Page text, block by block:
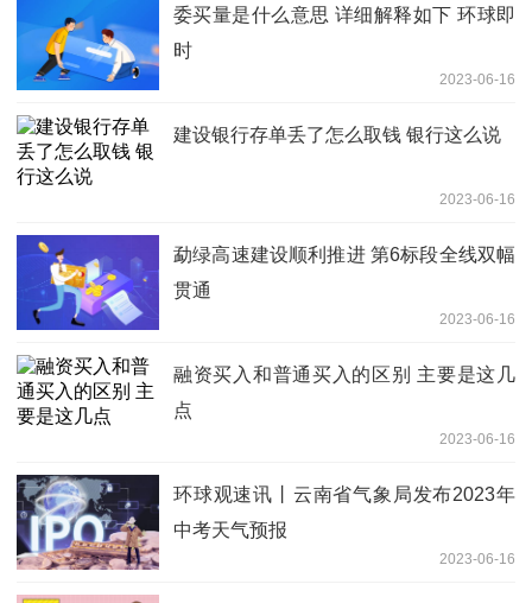
委买量是什么意思 详细解释如下 环球即
时
2023-06-16
建设银行存单丢了怎么取钱 银行这么说
2023-06-16
勐绿高速建设顺利推进 第6标段全线双幅
贯通
2023-06-16
融资买入和普通买入的区别 主要是这几
点
2023-06-16
环球观速讯丨云南省气象局发布2023年
中考天气预报
2023-06-16